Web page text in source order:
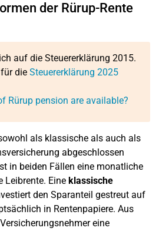
der Rürup-Rente
auf die Steuererklärung 2015.
für die Steuererklärung 2025
Rürup pension are available?
als klassische als auch als
abgeschlossen
in beiden Fällen eine monatliche
Leibrente. Eine klassische
den Sparanteil gestreut auf
in Rentenpapiere. Aus
eine